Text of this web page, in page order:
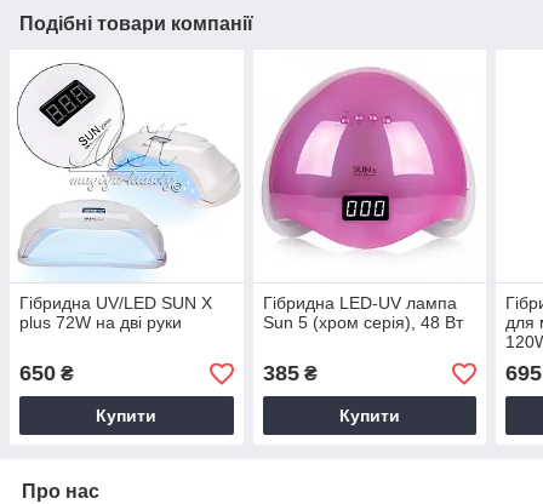
Подібні товари компанії
Гібридна UV/LED SUN X
plus 72W на дві руки
650 ₴
Купити
Гібридна LED-UV лампа
Sun 5 (хром серія), 48 Вт
385₴
Купити
для
695
Про нас